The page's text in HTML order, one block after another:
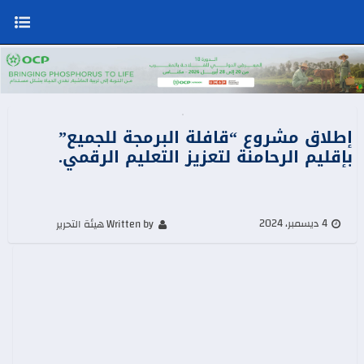
إطلاق مشروع “قافلة البرمجة للجميع”
بإقليم الرحامنة لتعزيز التعليم الرقمي.
4 ديسمبر، 2024